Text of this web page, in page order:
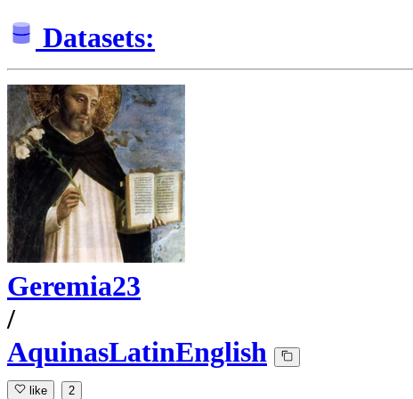
Datasets:
Geremia23
/
AquinasLatinEnglish
like 2